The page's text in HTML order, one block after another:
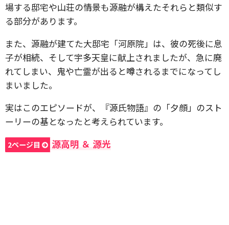
場する邸宅や山荘の情景も源融が構えたそれらと類似す
る部分があります。
また、源融が建てた大邸宅「河原院」は、彼の死後に息
子が相続、そして宇多天皇に献上されましたが、急に廃
れてしまい、鬼や亡霊が出ると噂されるまでになってし
まいました。
実はこのエピソードが、『源氏物語』の「夕顔」のスト
ーリーの基となったと考えられています。
2ページ目 源高明 ＆ 源光